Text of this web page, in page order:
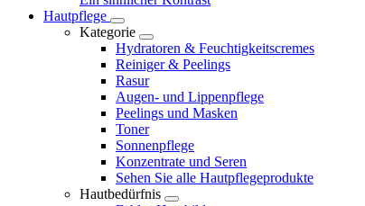
Hautpflege
Kategorie
Hydratoren & Feuchtigkeitscremes
Reiniger & Peelings
Rasur
Augen- und Lippenpflege
Peelings und Masken
Toner
Sonnenpflege
Konzentrate und Seren
Sehen Sie alle Hautpflegeprodukte
Hautbedürfnis